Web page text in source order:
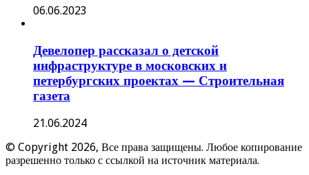
06.06.2023
Девелопер рассказал о детской
инфраструктуре в московских и
петербургских проектах — Строительная
газета
21.06.2024
© Copyright 2026, Все права защищены. Любое копирование
разрешенно только с ссылкой на источник материала.